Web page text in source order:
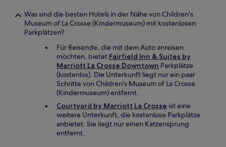
Was sind die besten Hotels in der Nähe von Children's
Museum of La Crosse (Kindermuseum) mit kostenlosen
Parkplätzen?
Für Reisende, die mit dem Auto anreisen
möchten, bietet Fairfield Inn & Suites by
Marriott La Crosse Downtown Parkplätze
(kostenlos). Die Unterkunft liegt nur ein paar
Schritte von Children's Museum of La Crosse
(Kindermuseum) entfernt.
Courtyard by Marriott La Crosse ist eine
weitere Unterkunft, die kostenlose Parkplätze
anbietet. Sie liegt nur einen Katzensprung
entfernt.